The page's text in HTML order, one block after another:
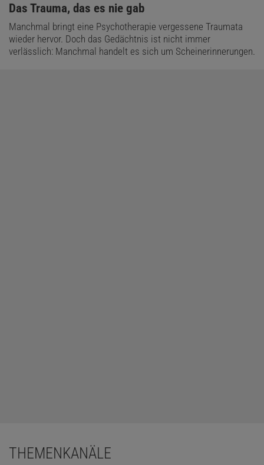
:
Das Trauma, das es nie gab
Manchmal bringt eine Psychotherapie vergessene Traumata
wieder hervor. Doch das Gedächtnis ist nicht immer
verlässlich: Manchmal handelt es sich um Scheinerinnerungen.
THEMENKANÄLE